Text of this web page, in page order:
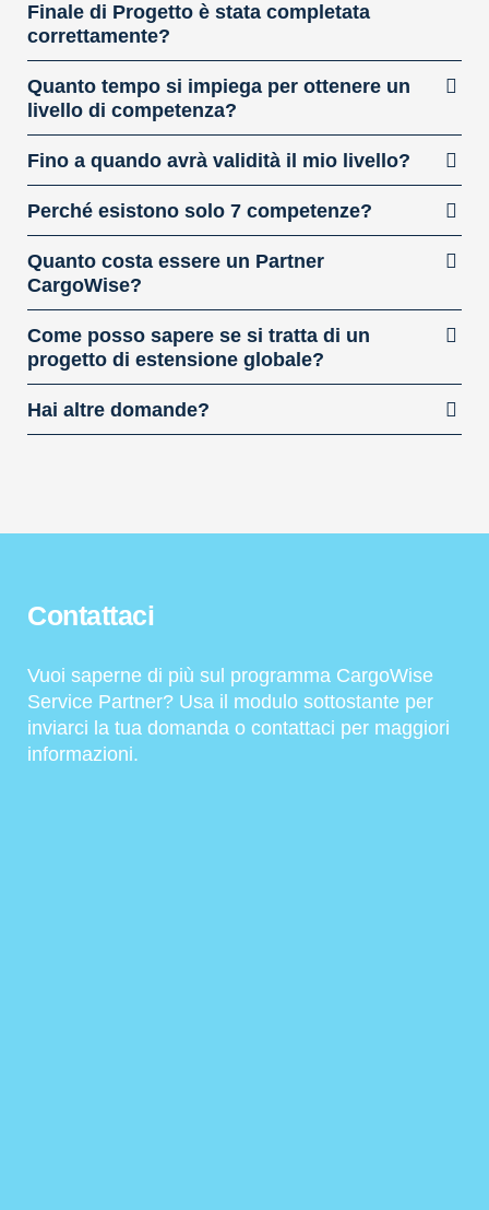
Finale di Progetto è stata completata
correttamente?
Quanto tempo si impiega per ottenere un
livello di competenza?
Fino a quando avrà validità il mio livello?
Perché esistono solo 7 competenze?
Quanto costa essere un Partner
CargoWise?
Come posso sapere se si tratta di un
progetto di estensione globale?
Hai altre domande?
Contattaci
Vuoi saperne di più sul programma CargoWise
Service Partner? Usa il modulo sottostante per
inviarci la tua domanda o contattaci per maggiori
informazioni.